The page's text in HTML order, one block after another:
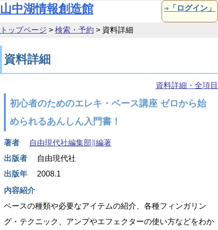
本文へ移動
山中湖情報創造館 ⇒「ログイン」
トップページ > 検索・予約 > 資料詳細
資料詳細
資料詳細・全項目
初心者のためのエレキ・ベース講座 ゼロから始
められるあんしん入門書！
著者
自由現代社編集部∥編著
出版者
自由現代社
出版年
2008.1
内容紹介
ベースの種類や必要なアイテムの紹介、各種フィンガリン
グ・テクニック、アンプやエフェクターの使い方などをわか